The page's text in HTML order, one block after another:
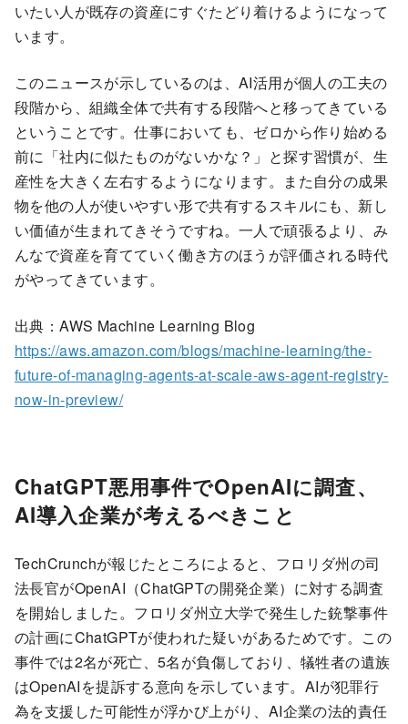
いたい人が既存の資産にすぐたどり着けるようになって
います。
このニュースが示しているのは、AI活用が個人の工夫の
段階から、組織全体で共有する段階へと移ってきている
ということです。仕事においても、ゼロから作り始める
前に「社内に似たものがないかな？」と探す習慣が、生
産性を大きく左右するようになります。また自分の成果
物を他の人が使いやすい形で共有するスキルにも、新し
い価値が生まれてきそうですね。一人で頑張るより、み
んなで資産を育てていく働き方のほうが評価される時代
がやってきています。
出典：AWS Machine Learning Blog
https://aws.amazon.com/blogs/machine-learning/the-
future-of-managing-agents-at-scale-aws-agent-registry-
now-in-preview/
ChatGPT悪用事件でOpenAIに調査、
AI導入企業が考えるべきこと
TechCrunchが報じたところによると、フロリダ州の司
法長官がOpenAI（ChatGPTの開発企業）に対する調査
を開始しました。フロリダ州立大学で発生した銃撃事件
の計画にChatGPTが使われた疑いがあるためです。この
事件では2名が死亡、5名が負傷しており、犠牲者の遺族
はOpenAIを提訴する意向を示しています。AIが犯罪行
為を支援した可能性が浮かび上がり、AI企業の法的責任